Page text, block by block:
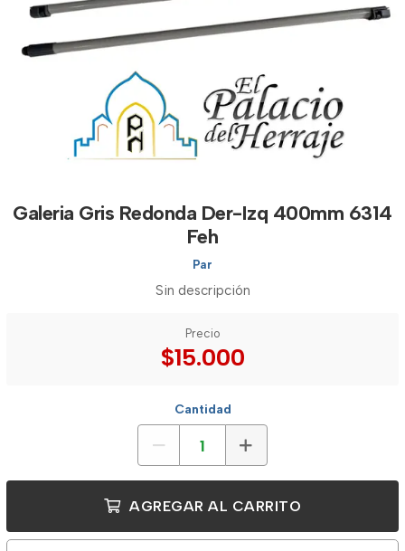
Galeria Gris Redonda Der-Izq 400mm 6314
Feh
Par
Sin descripción
Precio
$15.000
Cantidad
AGREGAR AL CARRITO